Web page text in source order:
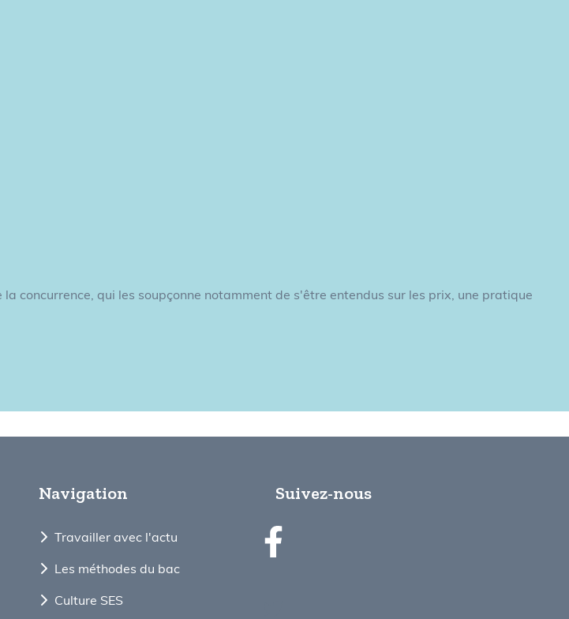
qui les soupçonne notamment de s'être entendus sur les prix, une pratique
Navigation
Travailler avec l'actu
Les méthodes du bac
Culture SES
Suivez-nous